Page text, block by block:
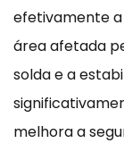
efetivamente a
área afetada
solda e a
melhora a